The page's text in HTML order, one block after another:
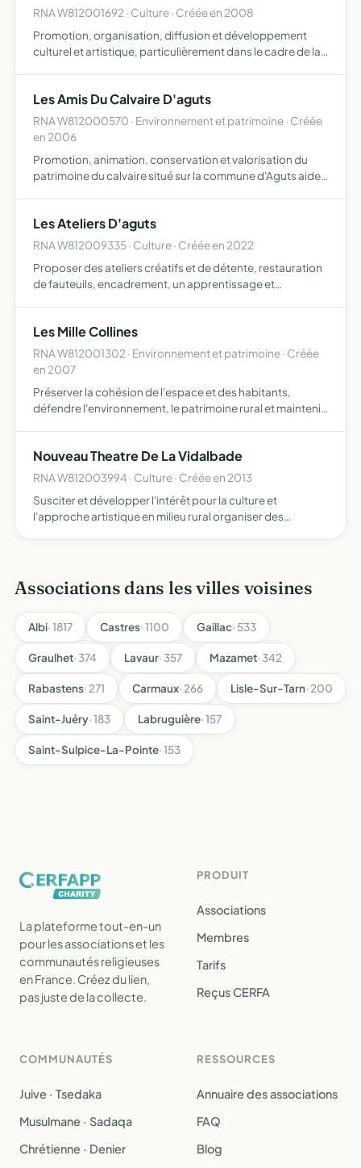
RNA W812001692 · Culture · Créée en 2008
Promotion, organisation, diffusion et développement
culturel et artistique, particulièrement dans le cadre de la
Les Amis Du Calvaire D'aguts
RNA W812000570 · Environnement et patrimoine · Créée
en 2006
Promotion, animation, conservation et valorisation du
patrimoine du calvaire situé sur la commune d'Aguts aider
Les Ateliers D'aguts
RNA W812009335 · Culture · Créée en 2022
Proposer des ateliers créatifs et de détente, restauration
de fauteuils, encadrement, un apprentissage et
coutur…
Les Mille Collines
RNA W812001302 · Environnement et patrimoine · Créée
en 2007
Préserver la cohésion de l'espace et des habitants,
défendre l'environnement, le patrimoine rural et maintenir
Nouveau Theatre De La Vidalbade
RNA W812003994 · Culture · Créée en 2013
Susciter et développer l'intérêt pour la culture et
l'approche artistique en milieu rural organiser des
Associations dans les villes voisines
Albi· 1817 Castres· 1100 Gaillac· 533
Graulhet· 374 Lavaur· 357 Mazamet· 342
Rabastens· 271 Carmaux· 266 Lisle-Sur-Tarn· 200
Saint-Juéry· 183 Labruguière· 157
Saint-Sulpice-La-Pointe· 153
La plateforme tout-en-un
pour les associations et les
communautés religieuses
en France. Créez du lien,
pas juste de la collecte.
PRODUIT
Associations
Membres
Tarifs
Reçus CERFA
COMMUNAUTÉS
Juive · Tsedaka
Musulmane · Sadaqa
Chrétienne · Denier
RESSOURCES
Annuaire des associations
FAQ
Blog